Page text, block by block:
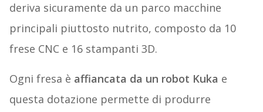
deriva sicuramente da un parco macchine
principali piuttosto nutrito, composto da 10
frese CNC e 16 stampanti 3D.
Ogni fresa è affiancata da un robot Kuka e
questa dotazione permette di produrre